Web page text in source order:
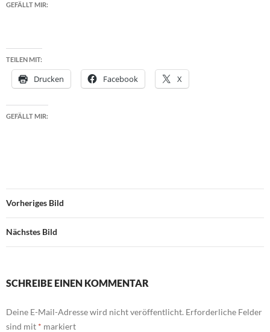
GEFÄLLT MIR:
TEILEN MIT:
Drucken Facebook X
GEFÄLLT MIR:
Vorheriges Bild
Nächstes Bild
SCHREIBE EINEN KOMMENTAR
Deine E-Mail-Adresse wird nicht veröffentlicht. Erforderliche Felder
sind mit * markiert